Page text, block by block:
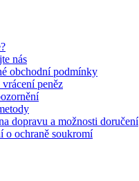
nás
obchodní podmínky
peněz
dopravu a možnosti doručení
o ochraně soukromí